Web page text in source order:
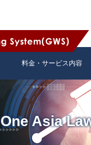
料金・サービス内容
One Asia